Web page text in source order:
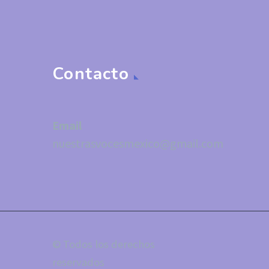
Contacto
Email
nuestrasvocesmexico@gmail.com
© Todos los derechos
reservados